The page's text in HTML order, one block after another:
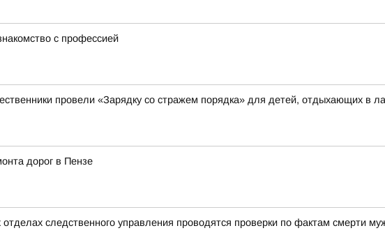
с профессией
провели «Зарядку со стражем порядка» для детей, отдыхающих в
дорог в Пензе
следственного управления проводятся проверки по фактам смерти